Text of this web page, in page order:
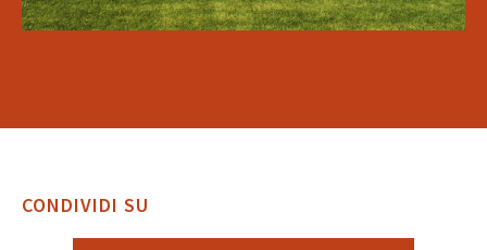
CONDIVIDI SU